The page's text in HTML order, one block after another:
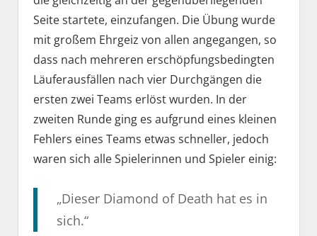
Seite startete, einzufangen. Die Übung wurde
mit großem Ehrgeiz von allen angegangen, so
dass nach mehreren erschöpfungsbedingten
Läuferausfällen nach vier Durchgängen die
ersten zwei Teams erlöst wurden. In der
zweiten Runde ging es aufgrund eines kleinen
Fehlers eines Teams etwas schneller, jedoch
waren sich alle Spielerinnen und Spieler einig:
„Dieser Diamond of Death hat es in
sich.“